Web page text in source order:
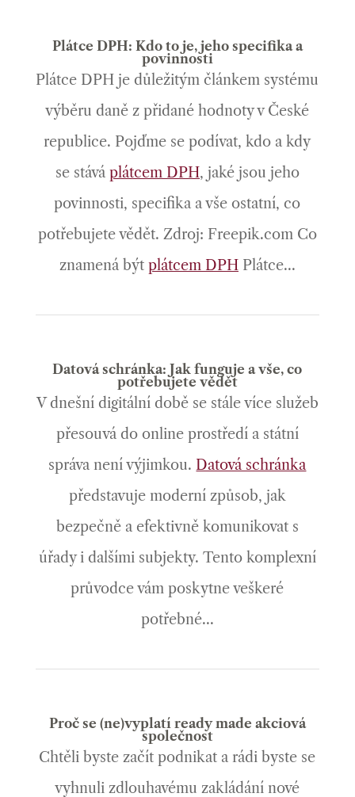
Plátce DPH: Kdo to je, jeho specifika a
povinnosti
Plátce DPH je důležitým článkem systému
výběru daně z přidané hodnoty v České
republice. Pojďme se podívat, kdo a kdy
se stává plátcem DPH, jaké jsou jeho
povinnosti, specifika a vše ostatní, co
potřebujete vědět. Zdroj: Freepik.com Co
znamená být plátcem DPHPlátce...
Datová schránka: Jak funguje a vše, co
potřebujete vědět
V dnešní digitální době se stále více služeb
přesouvá do online prostředí a státní
správa není výjimkou. Datová schránka
představuje moderní způsob, jak
bezpečně a efektivně komunikovat s
úřady i dalšími subjekty. Tento komplexní
průvodce vám poskytne veškeré
potřebné...
Proč se (ne)vyplatí ready made akciová
společnost
Chtěli byste začít podnikat a rádi byste se
vyhnuli zdlouhavému zakládání nové